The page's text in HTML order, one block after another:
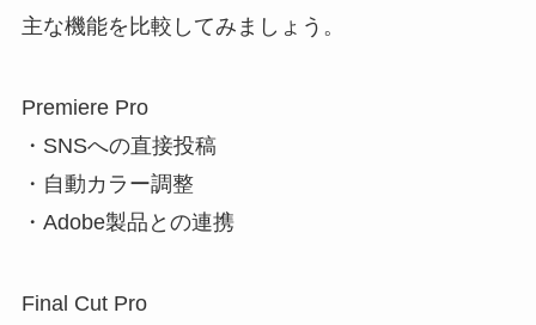
主な機能を比較してみましょう。
Premiere Pro
・SNSへの直接投稿
・自動カラー調整
・Adobe製品との連携
Final Cut Pro